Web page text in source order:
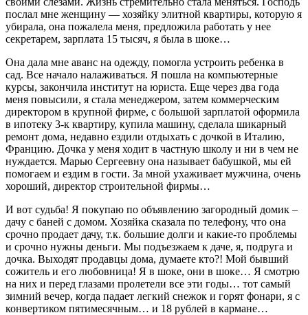
послал мне женщину — хозяйку элитной квартиры, которую я
убирала, она пожалела меня, предложила работать у нее
секретарем, зарплата 15 тысяч, я была в шоке…
Она дала мне аванс на одежду, помогла устроить ребенка в
сад. Все начало налаживаться. Я пошла на компьютерные
курсы, закончила институт на юриста. Еще через два года
меня повысили, я стала менеджером, затем коммерческим
директором в крупной фирме, с большой зарплатой оформила
в ипотеку 3-к квартиру, купила машину, сделала шикарный
ремонт дома, недавно ездили отдыхать с дочкой в Италию,
Францию. Дочка у меня ходит в частную школу и ни в чем не
нуждается. Марью Сергеевну она называет бабушкой, мы ей
помогаем и ездим в гости. За мной ухаживает мужчина, очень
хороший, директор строительной фирмы…
И вот судьба! Я покупаю по объявлению загородный домик –
дачу с баней с домом. Хозяйка сказала по телефону, что она
срочно продает дачу, т.к. большие долги и какие-то проблемы
и срочно нужны деньги. Мы подъезжаем к даче, я, подруга и
дочка. Выходят продавцы дома, думаете кто?! Мой бывший
сожитель и его любовница! Я в шоке, они в шоке… Я смотрю
на них и перед глазами пролетели все эти годы… тот самый
зимний вечер, когда падает легкий снежок и горят фонари, я с
конвертиком пятимесячным… и 18 рублей в кармане…